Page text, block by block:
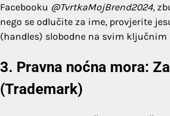
Facebooku @TvrtkaMojBrend2024,
nego se odlučite za ime, provjerite
(handles) slobodne na svim
3. Pravna noćna mora:
(Trademark)